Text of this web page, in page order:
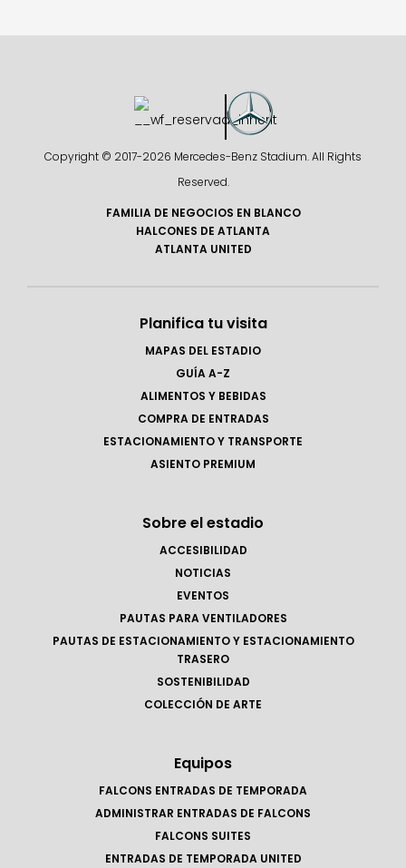
Copyright © 2017-2026 Mercedes-Benz Stadium. All Rights
Reserved.
FAMILIA DE NEGOCIOS EN BLANCO
HALCONES DE ATLANTA
ATLANTA UNITED
Planifica tu visita
MAPAS DEL ESTADIO
GUÍA A-Z
ALIMENTOS Y BEBIDAS
COMPRA DE ENTRADAS
ESTACIONAMIENTO Y TRANSPORTE
ASIENTO PREMIUM
Sobre el estadio
ACCESIBILIDAD
NOTICIAS
EVENTOS
PAUTAS PARA VENTILADORES
PAUTAS DE ESTACIONAMIENTO Y ESTACIONAMIENTO
TRASERO
SOSTENIBILIDAD
COLECCIÓN DE ARTE
Equipos
FALCONS ENTRADAS DE TEMPORADA
ADMINISTRAR ENTRADAS DE FALCONS
FALCONS SUITES
ENTRADAS DE TEMPORADA UNITED